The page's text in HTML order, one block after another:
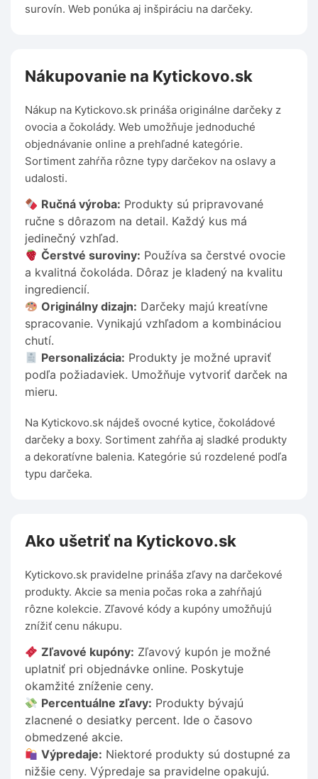
surovín. Web ponúka aj inšpiráciu na darčeky.
Nákupovanie na Kytickovo.sk
Nákup na Kytickovo.sk prináša originálne darčeky z
ovocia a čokolády. Web umožňuje jednoduché
objednávanie online a prehľadné kategórie.
Sortiment zahŕňa rôzne typy darčekov na oslavy a
udalosti.
Ručná výroba: Produkty sú pripravované
ručne s dôrazom na detail. Každý kus má
jedinečný vzhľad.
Čerstvé suroviny: Používa sa čerstvé ovocie
a kvalitná čokoláda. Dôraz je kladený na kvalitu
ingrediencií.
Originálny dizajn: Darčeky majú kreatívne
spracovanie. Vynikajú vzhľadom a kombináciou
chutí.
Personalizácia: Produkty je možné upraviť
podľa požiadaviek. Umožňuje vytvoriť darček na
mieru.
Na Kytickovo.sk nájdeš ovocné kytice, čokoládové
darčeky a boxy. Sortiment zahŕňa aj sladké produkty
a dekoratívne balenia. Kategórie sú rozdelené podľa
typu darčeka.
Ako ušetriť na Kytickovo.sk
Kytickovo.sk pravidelne prináša zľavy na darčekové
produkty. Akcie sa menia počas roka a zahŕňajú
rôzne kolekcie. Zľavové kódy a kupóny umožňujú
znížiť cenu nákupu.
Zľavové kupóny: Zľavový kupón je možné
uplatniť pri objednávke online. Poskytuje
okamžité zníženie ceny.
Percentuálne zľavy: Produkty bývajú
zlacnené o desiatky percent. Ide o časovo
obmedzené akcie.
Výpredaje: Niektoré produkty sú dostupné za
nižšie ceny. Výpredaje sa pravidelne opakujú.